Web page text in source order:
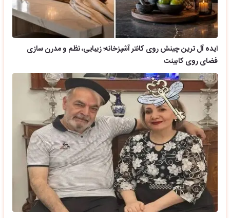
ایده آل ترین چینش روی کانتر آشپزخانه؛ زیبایی، نظم و مدرن سازی
فضای روی کابینت